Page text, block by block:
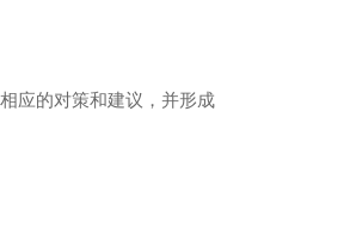
应的对策和建议，并形成